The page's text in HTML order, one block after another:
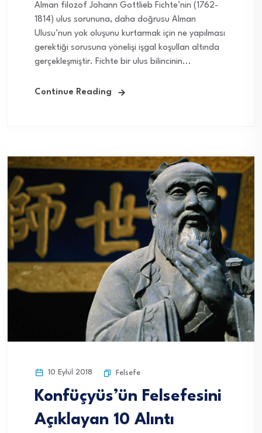
Alman filozof Johann Gottlieb Fichte’nin (1762-
1814) ulus sorununa, daha doğrusu Alman
Ulusu’nun yok oluşunu kurtarmak için ne yapılması
gerektiği sorusuna yönelişi işgal koşulları altında
gerçekleşmiştir. Fichte bir ulus bilincinin...
Continue Reading
10 Eylül 2018 Felsefe
Konfüçyüs’ün Felsefesini
Açıklayan 10 Alıntı